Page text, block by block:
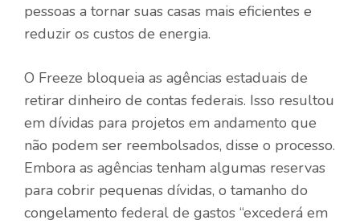
pessoas a tornar suas casas mais eficientes e
reduzir os custos de energia.
O Freeze bloqueia as agências estaduais de
retirar dinheiro de contas federais. Isso resultou
em dívidas para projetos em andamento que
não podem ser reembolsados, disse o processo.
Embora as agências tenham algumas reservas
para cobrir pequenas dívidas, o tamanho do
congelamento federal de gastos “excederá em